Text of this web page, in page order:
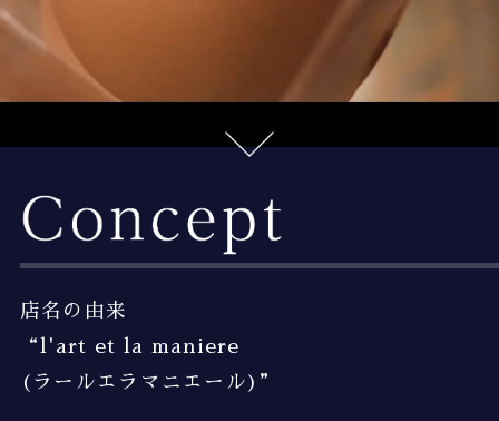
店名の由来
“l'art et la maniere
(ラールエラマニエール)”